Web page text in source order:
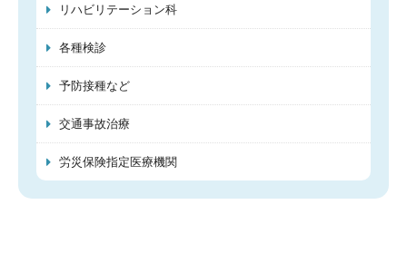
リハビリテーション科
各種検診
予防接種など
交通事故治療
労災保険指定医療機関